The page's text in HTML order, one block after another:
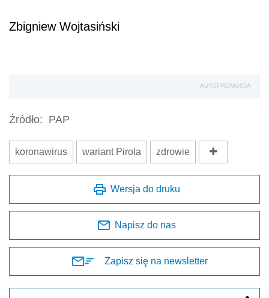
Zbigniew Wojtasiński
AUTOPROMOCJA
Źródło: PAP
koronawirus wariant Pirola zdrowie
Wersja do druku
Napisz do nas
Zapisz się na newsletter